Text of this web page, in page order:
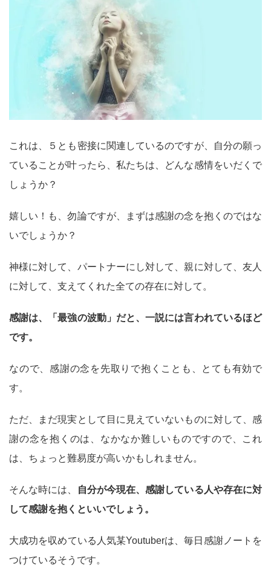
これは、５とも密接に関連しているのですが、自分の願っ
ていることが叶ったら、私たちは、どんな感情をいだくで
しょうか？
嬉しい！も、勿論ですが、まずは感謝の念を抱くのではな
いでしょうか？
神様に対して、パートナーにし対して、親に対して、友人
に対して、支えてくれた全ての存在に対して。
感謝は、「最強の波動」だと、一説には言われているほど
です。
なので、感謝の念を先取りで抱くことも、とても有効で
す。
ただ、まだ現実として目に見えていないものに対して、感
謝の念を抱くのは、なかなか難しいものですので、これ
は、ちょっと難易度が高いかもしれません。
そんな時には、
自分が今現在、感謝している人や存在に対
して感謝を抱くといいでしょう。
大成功を収めている人気某Youtuberは、毎日感謝ノートを
つけているそうです。